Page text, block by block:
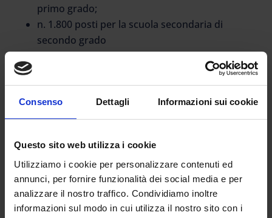
Consenso Dettagli Informazioni sui cookie
Questo sito web utilizza i cookie
Utilizziamo i cookie per personalizzare contenuti ed
annunci, per fornire funzionalità dei social media e per
analizzare il nostro traffico. Condividiamo inoltre
informazioni sul modo in cui utilizza il nostro sito con i
primo grado;
n. 1.800 posti per la scuola secondaria di
secondo grado
e 5.850 posti presso Indire così suddivisi
2.250 scuola primaria
900 per la secondaria di II grado
I requisiti di accesso
titolo di studio e
almeno tre anni di servizio su posto di